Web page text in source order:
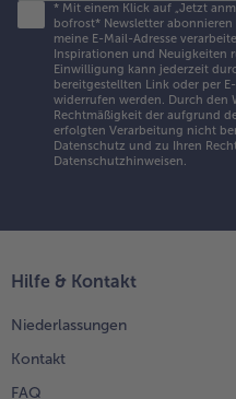
* Mit einem Klick auf „Jetzt
bofrost* Newsletter
meine E-Mail-Adresse
Inspirationen und Neuigkeiten
Einwilligung kann jederzeit
bereitgestellten Link oder per
widerrufen werden. Durch den
Rechtmäßigkeit der aufgrund
erfolgten Verarbeitung nicht
Datenschutz und zu Ihren
Datenschutzhinweisen.
Hilfe & Kontakt
Niederlassungen
Kontakt
FAQ